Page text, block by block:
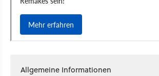
Allgemeine Informationen